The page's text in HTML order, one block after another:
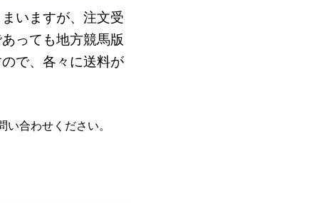
いますが、注文受
っても地方競馬版
で、各々に送料が
い合わせください。